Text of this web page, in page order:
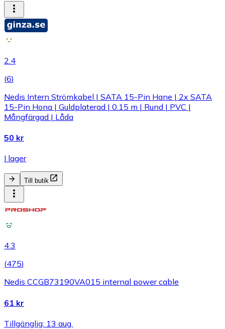
2.4
(6)
Nedis Intern Strömkabel | SATA 15-Pin Hane | 2x SATA
15-Pin Hona | Guldplaterad | 0.15 m | Rund | PVC |
Mångfärgad | Låda
50 kr
I lager
Till butik
4.3
(475)
Nedis CCGB73190VA015 internal power cable
61 kr
Tillgänglig: 13 aug.